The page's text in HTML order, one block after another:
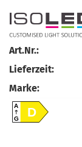
Art.Nr.:
Lieferzeit:
Marke:
A
GD